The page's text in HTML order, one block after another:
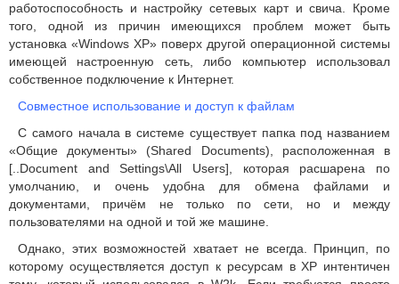
работоспособность и настройку сетевых карт и свича. Кроме
того, одной из причин имеющихся проблем может быть
установка «Windows XP» поверх другой операционной системы
имеющей настроенную сеть, либо компьютер использовал
собственное подключение к Интернет.
Совместное использование и доступ к файлам
C самого начала в системе существует папка под названием
«Общие документы» (Shared Documents), расположенная в
[..Document and Settings\All Users], которая расшарена по
умолчанию, и очень удобна для обмена файлами и
документами, причём не только по сети, но и между
пользователями на одной и той же машине.
Однако, этих возможностей хватает не всегда. Принцип, по
которому осуществляется доступ к ресурсам в XP интентичен